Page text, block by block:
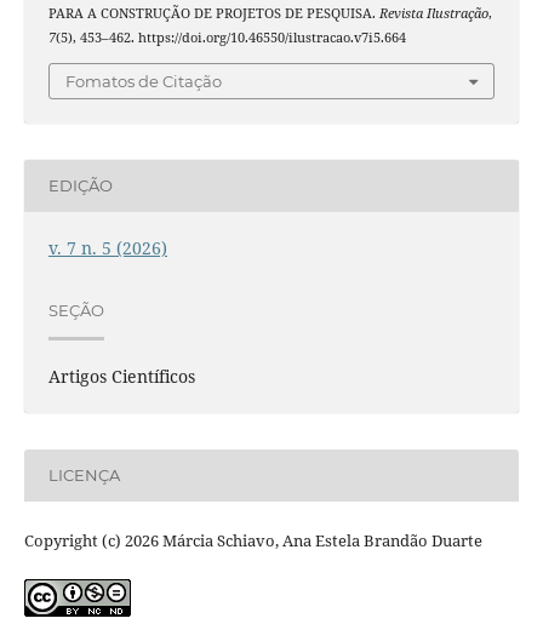
PARA A CONSTRUÇÃO DE PROJETOS DE PESQUISA. Revista Ilustração,
7(5), 453–462. https://doi.org/10.46550/ilustracao.v7i5.664
Fomatos de Citação
EDIÇÃO
v. 7 n. 5 (2026)
SEÇÃO
Artigos Científicos
LICENÇA
Copyright (c) 2026 Márcia Schiavo, Ana Estela Brandão Duarte